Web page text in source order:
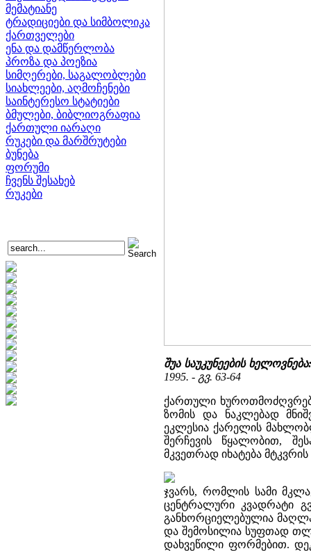
მემატიანე
ტრადიციები და სიმბოლიკა
ქართველები
ენა და დამწერლობა
პროზა და პოეზია
სიმღერები, საგალობლები
სიახლეები, აღმოჩენები
საინტერესო სტატიები
ბმულები, ბიბლიოგრაფია
ქართული იარაღი
რუკები და მარშრუტები
ბუნება
ფორუმი
ჩვენს შესახებ
რუკები
შუა საუკუნეების
1995. - გვ. 63-64
ქართული
ზომის და ნაკლებად
ეკლესია ქარელის
შერჩევის წყალობით,
მკვეთრად იხატება
ჯვარს, რომლის სამი
ცენტრალური კვადრატი
განხორციელებულია
და შემოსილია სუფთად
დახვეწილი ფორმებით.